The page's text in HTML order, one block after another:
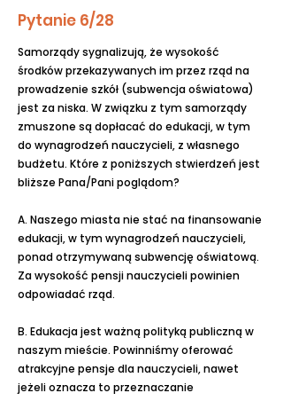
Pytanie 6/28
Samorządy sygnalizują, że wysokość
środków przekazywanych im przez rząd na
prowadzenie szkół (subwencja oświatowa)
jest za niska. W związku z tym samorządy
zmuszone są dopłacać do edukacji, w tym
do wynagrodzeń nauczycieli, z własnego
budżetu. Które z poniższych stwierdzeń jest
bliższe Pana/Pani poglądom?
A. Naszego miasta nie stać na finansowanie
edukacji, w tym wynagrodzeń nauczycieli,
ponad otrzymywaną subwencję oświatową.
Za wysokość pensji nauczycieli powinien
odpowiadać rząd.
B. Edukacja jest ważną polityką publiczną w
naszym mieście. Powinniśmy oferować
atrakcyjne pensje dla nauczycieli, nawet
jeżeli oznacza to przeznaczanie